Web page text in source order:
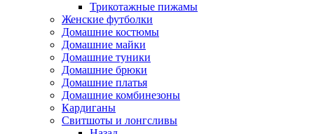
Трикотажные пижамы
Женские футболки
Домашние костюмы
Домашние майки
Домашние туники
Домашние брюки
Домашние платья
Домашние комбинезоны
Кардиганы
Свитшоты и лонгсливы